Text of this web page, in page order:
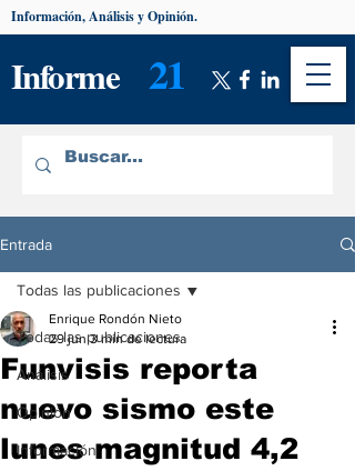
Informe 21
Información, Análisis y Opinión.
Entrada
Todas las publicaciones
Análisis
Opinión
Información
Todas las publicaciones
Funvisis reporta
nuevo sismo este
lunes magnitud 4,2
Enrique Rondón Nieto
29 jun 3 min de lectura